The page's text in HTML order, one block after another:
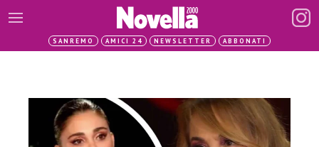
SANREMO AMICI 24 NEWSLETTER ABBONATI